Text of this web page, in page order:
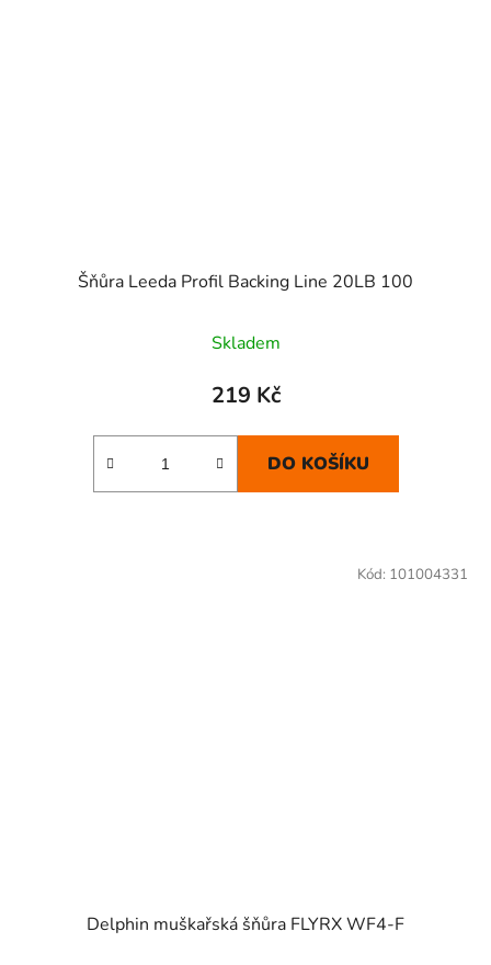
Šňůra Leeda Profil Backing Line 20LB 100
Skladem
219 Kč
DO KOŠÍKU
Delphin muškařská šňůra FLYRX WF4-F
Kód: 101004331